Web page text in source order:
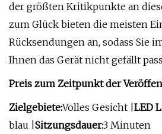
der größten Kritikpunkte an
zum Glück bieten die meisten
Rücksendungen an, sodass Sie
Ihnen das Gerät nicht gefällt
Preis zum Zeitpunkt der
Zielgebiete:Volles Gesicht | LED
blau | Sitzungsdauer:3 Minuten